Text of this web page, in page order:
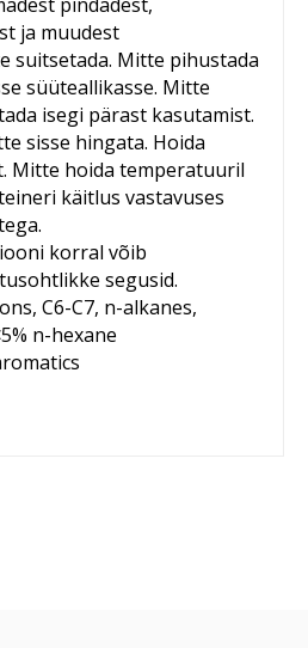
ja muudest
suitsetada. Mitte pihustada
süüteallikasse. Mitte
isegi pärast kasutamist.
sisse hingata. Hoida
Mitte hoida temperatuuril
käitlus vastavuses
korral võib
segusid.
C6-C7, n-alkanes,
n-hexane